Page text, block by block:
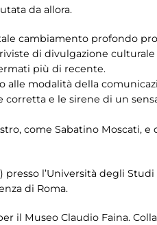
da allora.
cambiamento profondo
di divulgazione
più di recente.
alle modalità della
e le sirene di un
come Sabatino Moscati,
presso l’Università degli
di Roma.
il Museo Claudio Faina.